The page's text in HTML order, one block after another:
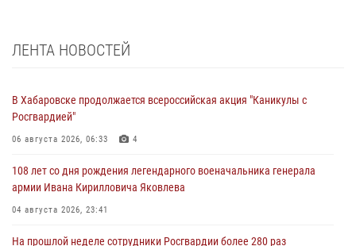
ЛЕНТА НОВОСТЕЙ
В Хабаровске продолжается всероссийская акция "Каникулы с
Росгвардией"
06 августа 2026, 06:33 4
108 лет со дня рождения легендарного военачальника генерала
армии Ивана Кирилловича Яковлева
04 августа 2026, 23:41
На прошлой неделе сотрудники Росгвардии более 280 раз